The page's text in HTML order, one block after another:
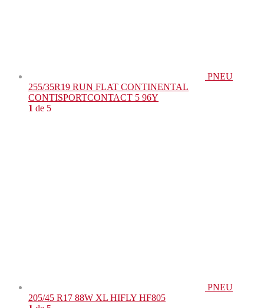
PNEU
255/35R19 RUN FLAT CONTINENTAL
CONTISPORTCONTACT 5 96Y
1 de 5
PNEU
205/45 R17 88W XL HIFLY HF805